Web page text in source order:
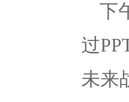
下
过
未来